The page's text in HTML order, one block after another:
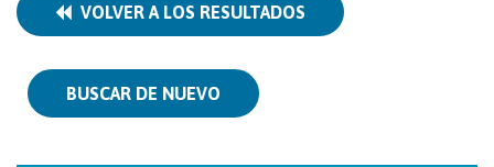
VOLVER A LOS RESULTADOS
BUSCAR DE NUEVO